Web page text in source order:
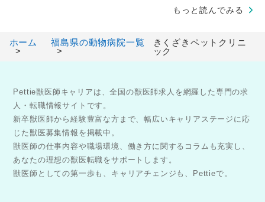
もっと読んでみる
ホーム 福島県の動物病院一覧
きくざきペットクリニ
ック
Pettie獣医師キャリアは、全国の獣医師求人を網羅した専門の求
人・転職情報サイトです。
新卒獣医師から経験豊富な方まで、幅広いキャリアステージに応
じた獣医募集情報を掲載中。
獣医師の仕事内容や職場環境、働き方に関するコラムも充実し、
あなたの理想の獣医転職をサポートします。
獣医師としての第一歩も、キャリアチェンジも、Pettieで。